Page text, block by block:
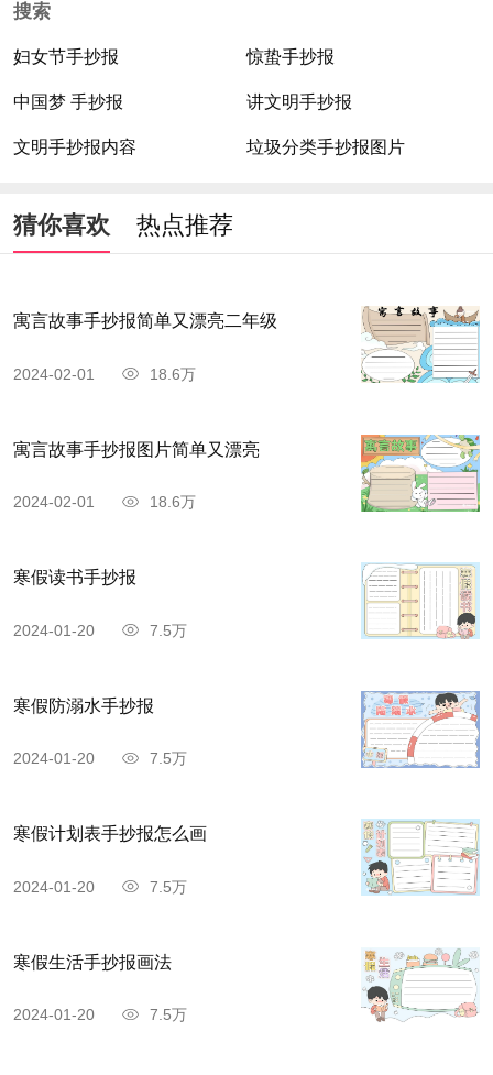
搜索
妇女节手抄报 惊蛰手抄报
中国梦 手抄报 讲文明手抄报
文明手抄报内容 垃圾分类手抄报图片
猜你喜欢 热点推荐
寓言故事手抄报简单又漂亮二年级
2024-02-01 18.6万
寓言故事手抄报图片简单又漂亮
2024-02-01 18.6万
寒假读书手抄报
2024-01-20 7.5万
寒假防溺水手抄报
2024-01-20 7.5万
寒假计划表手抄报怎么画
2024-01-20 7.5万
寒假生活手抄报画法
2024-01-20 7.5万